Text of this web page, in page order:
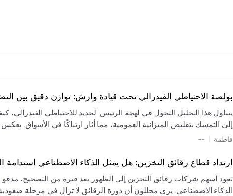
بولصة الاحتياطي الفيدرالي تحت قيادة وارش: توازن دقيق بين
يتناول هذا التحليل التحول في لهجة الرئيس الجديد للاحتياطي
إلى التمسك بتقليص الميزانية العمومية، مما أثار ارتباكًا في الأسواق.
المستمر، والعجز المالي الكبير، والتوترات الجيوسياسية في الشرق
وتجنب التدابير الاستفزازية التي قد تزعزع استقرار السوق.
فاطمة --
ارتداد قطاع رقائق التخزين: هل يمثل الذكاء الاصطناعي استدامة
تعود أسهم شركات رقائق التخزين إلى الظهور بعد فترة من التصحيح،
الذكاء الاصطناعي. يرى محللون أن دورة الرقائق لا تزال في مرحلة